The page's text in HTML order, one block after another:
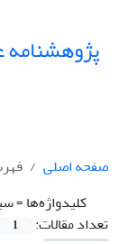
صفحه اصلی
کلیدواژه‌ها =
تعداد مقالات:
1